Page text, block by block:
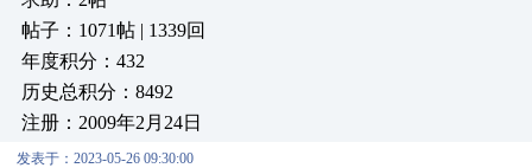
帖子：1071帖 | 1339回
年度积分：432
历史总积分：8492
注册：2009年2月24日
发表于：2023-05-26 09:30:00